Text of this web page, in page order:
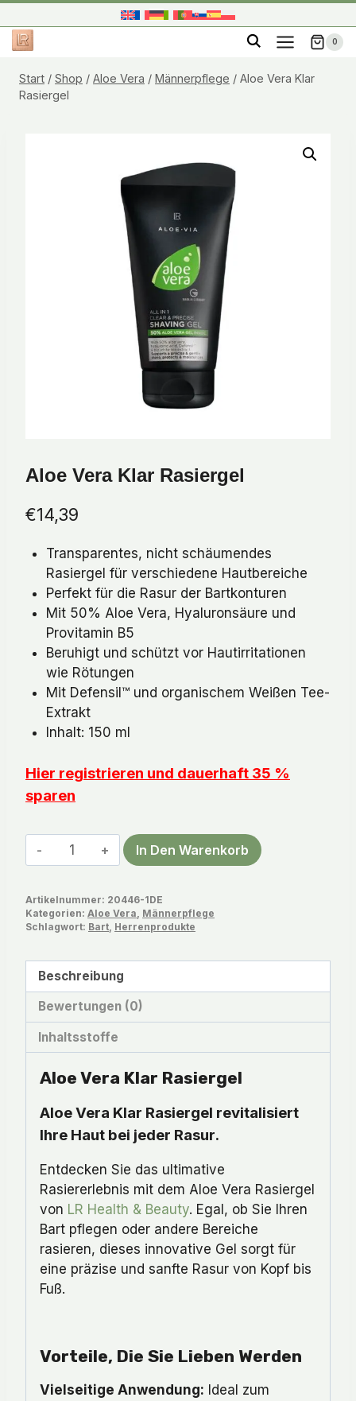
Inhalt
springen
0
Start / Shop / Aloe Vera / Männerpflege / Aloe Vera Klar
Rasiergel
Aloe Vera Klar Rasiergel
€14,39
Transparentes, nicht schäumendes
Rasiergel für verschiedene Hautbereiche
Perfekt für die Rasur der Bartkonturen
Mit 50% Aloe Vera, Hyaluronsäure und
Provitamin B5
Beruhigt und schützt vor Hautirritationen
wie Rötungen
Mit Defensil™ und organischem Weißen Tee-
Extrakt
Inhalt: 150 ml
Hier registrieren und dauerhaft 35 %
sparen
Aloe
Vera
Rasiergel
Menge
In Den Warenkorb
Artikelnummer: 20446-1DE
Kategorien: Aloe Vera, Männerpflege
Schlagwort: Bart, Herrenprodukte
Beschreibung
Bewertungen (0)
Inhaltsstoffe
Aloe Vera Klar Rasiergel
Aloe Vera Klar Rasiergel revitalisiert
Ihre Haut bei jeder Rasur.
Entdecken Sie das ultimative
Rasiererlebnis mit dem Aloe Vera Rasiergel
von LR Health & Beauty. Egal, ob Sie Ihren
Bart pflegen oder andere Bereiche
rasieren, dieses innovative Gel sorgt für
eine präzise und sanfte Rasur von Kopf bis
Fuß.
Vorteile, Die Sie Lieben Werden
Vielseitige Anwendung: Ideal zum